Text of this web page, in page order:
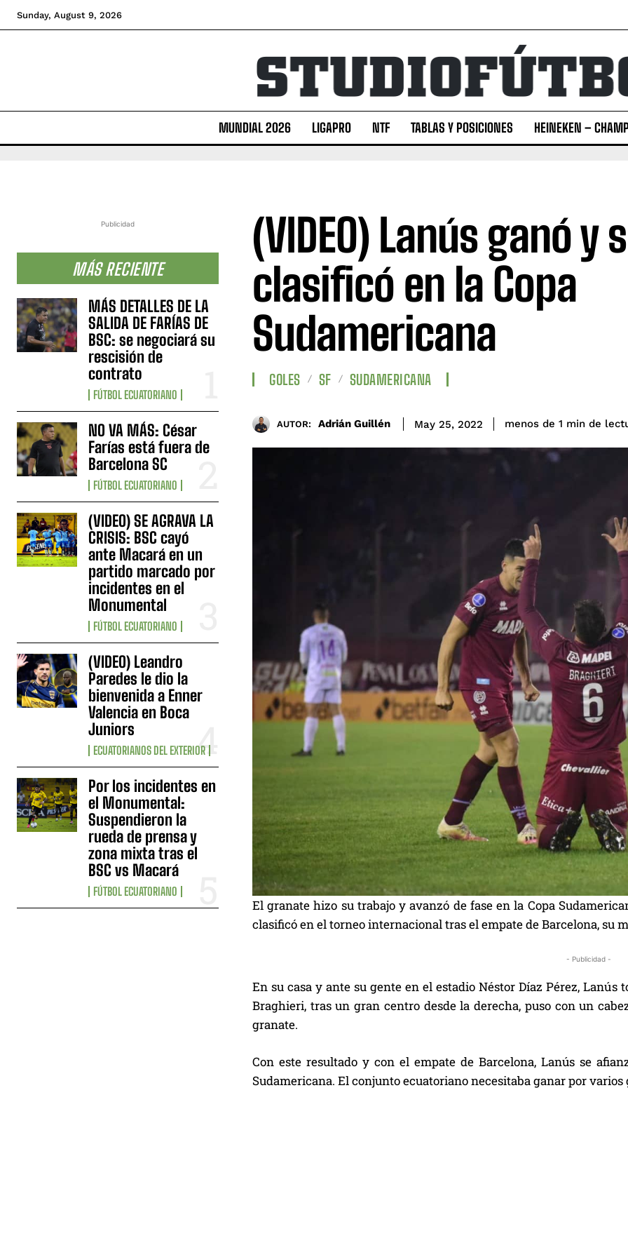
Sunday, August 9, 2026
MUNDIAL 2026 LIGAPRO NTF TABLAS Y POSICIONES HEINEKEN –
Publicidad
MÁS RECIENTE
MÁS DETALLES DE LA
SALIDA DE FARÍAS DE
BSC: se negociará su
rescisión de
contrato
FÚTBOL ECUATORIANO
NO VA MÁS: César
Farías está fuera de
Barcelona SC
FÚTBOL ECUATORIANO
(VIDEO) SE AGRAVA LA
CRISIS: BSC cayó
ante Macará en un
partido marcado por
incidentes en el
Monumental
FÚTBOL ECUATORIANO
(VIDEO) Leandro
Paredes le dio la
bienvenida a Enner
Valencia en Boca
Juniors
ECUATORIANOS DEL EXTERIOR
Por los incidentes en
el Monumental:
Suspendieron la
rueda de prensa y
zona mixta tras el
BSC vs Macará
FÚTBOL ECUATORIANO
(VIDEO) Lanús ganó y
clasificó en la Copa
Sudamericana
GOLES SF SUDAMERICANA
AUTOR: Adrián Guillén May 25, 2022 menos de 1 min de
El granate hizo su trabajo y avanzó de fase en la Copa
clasificó en el torneo internacional tras el empate de Barcelona, su
- Publicidad -
En su casa y ante su gente en el estadio Néstor Díaz Pérez, Lanús
Braghieri, tras un gran centro desde la derecha, puso con un
granate.
Con este resultado y con el empate de Barcelona, Lanús se
Sudamericana. El conjunto ecuatoriano necesitaba ganar por